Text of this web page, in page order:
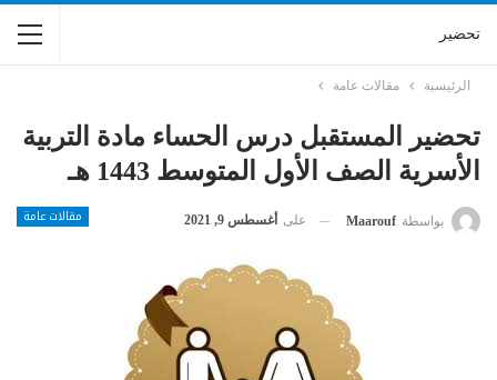
تحضير
الرئيسية مقالات عامة
تحضير المستقبل درس الحساء مادة التربية
الأسرية الصف الأول المتوسط 1443 هـ
مقالات عامة بواسطة Maarouf على أغسطس 9, 2021